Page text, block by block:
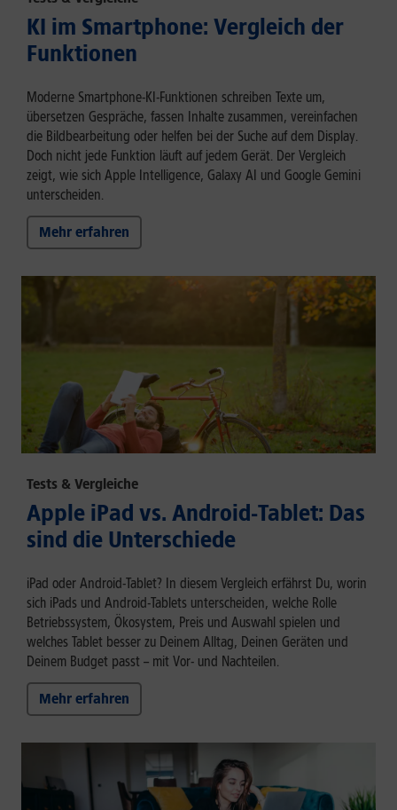
KI im Smartphone: Vergleich der
Funktionen
Moderne Smartphone-KI-Funktionen schreiben Texte um,
übersetzen Gespräche, fassen Inhalte zusammen, vereinfachen
die Bildbearbeitung oder helfen bei der Suche auf dem Display.
Doch nicht jede Funktion läuft auf jedem Gerät. Der Vergleich
zeigt, wie sich Apple Intelligence, Galaxy AI und Google Gemini
unterscheiden.
Mehr erfahren
Tests & Vergleiche
Apple iPad vs. Android-Tablet: Das
sind die Unterschiede
iPad oder Android-Tablet? In diesem Vergleich erfährst Du, worin
sich iPads und Android-Tablets unterscheiden, welche Rolle
Betriebssystem, Ökosystem, Preis und Auswahl spielen und
welches Tablet besser zu Deinem Alltag, Deinen Geräten und
Deinem Budget passt – mit Vor- und Nachteilen.
Mehr erfahren